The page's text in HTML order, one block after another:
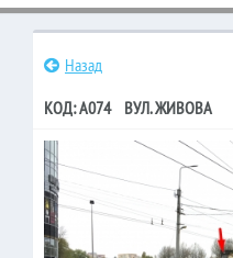
Назад
КОД: A074 ВУЛ. ЖИВОВА